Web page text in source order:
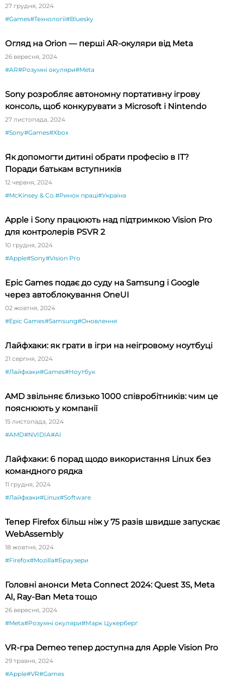
27 грудня, 2024
#Games#Технології#Bluesky
Огляд на Orion — перші AR-окуляри від Meta
26 вересня, 2024
#AR#Розумні окуляри#Meta
Sony розробляє автономну портативну ігрову
консоль, щоб конкурувати з Microsoft і Nintendo
27 листопада, 2024
#Sony#Games#Xbox
Як допомогти дитині обрати професію в ІТ?
Поради батькам вступників
12 червня, 2024
#McKinsey & Co.#Ринок праці#Україна
Apple і Sony працюють над підтримкою Vision Pro
для контролерів PSVR 2
10 грудня, 2024
#Apple#Sony#Vision Pro
Epic Games подає до суду на Samsung і Google
через автоблокування OneUI
02 жовтня, 2024
#Epic Games#Samsung#Оновлення
Лайфхаки: як грати в ігри на неігровому ноутбуці
21 серпня, 2024
#Лайфхаки#Games#Ноутбук
AMD звільняє близько 1000 співробітників: чим це
пояснюють у компанії
15 листопада, 2024
#AMD#NVIDIA#AI
Лайфхаки: 6 порад щодо використання Linux без
командного рядка
11 грудня, 2024
#Лайфхаки#Linux#Software
Тепер Firefox більш ніж у 75 разів швидше запускає
WebAssembly
18 жовтня, 2024
#Firefox#Mozilla#Браузери
Головні анонси Meta Connect 2024: Quest 3S, Meta
AI, Ray-Ban Meta тощо
26 вересня, 2024
#Meta#Розумні окуляри#Марк Цукерберг
VR-гра Demeo тепер доступна для Apple Vision Pro
29 травня, 2024
#Apple#VR#Games